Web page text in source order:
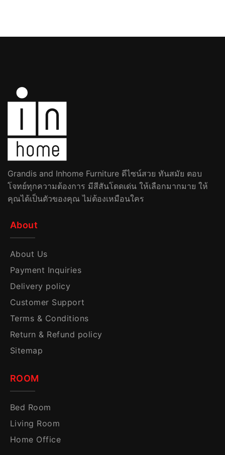
Grandis and Inhome Furniture ดีไซน์สวย ทันสมัย ตอบ
โจทย์ทุกความต้องการ มีสีสันโดดเด่น ให้เลือกมากมาย ให้
คุณได้เป็นตัวของคุณ ไม่ต้องเหมือนใคร
About
About Us
Payment Inquiries
Delivery policy
Customer Support
Terms & Conditions
Return & Refund policy
Sitemap
ROOM
Bed Room
Living Room
Home Office